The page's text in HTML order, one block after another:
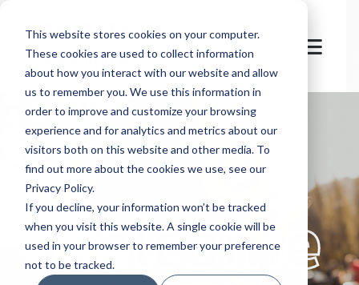
This website stores cookies on your computer.
These cookies are used to collect information
about how you interact with our website and allow
us to remember you. We use this information in
order to improve and customize your browsing
experience and for analytics and metrics about our
visitors both on this website and other media. To
find out more about the cookies we use, see our
Privacy Policy.
If you decline, your information won’t be tracked
when you visit this website. A single cookie will be
used in your browser to remember your preference
not to be tracked.
let's
welcome